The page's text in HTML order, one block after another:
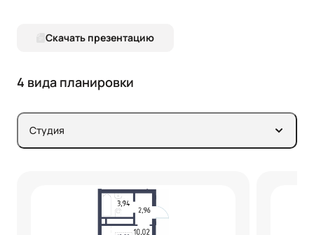
Скачать презентацию
4 вида планировки
Студия